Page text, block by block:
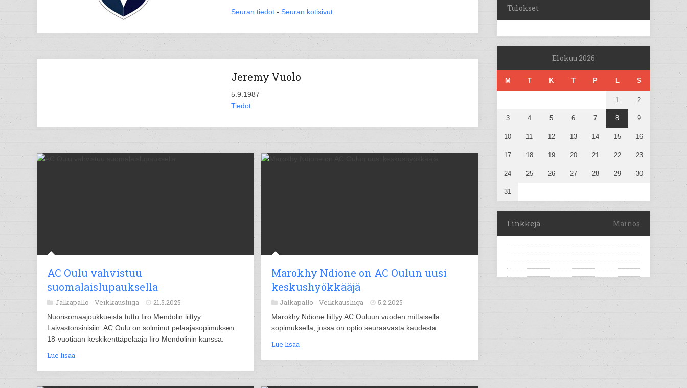
Seuran tiedot - Seuran kotisivut
Jeremy Vuolo
5.9.1987
Tiedot
AC Oulu vahvistuu
suomalaislupauksella
Jalkapallo - Veikkausliiga 21.5.2025
Nuorisomaajoukkueista tuttu Iiro Mendolin liittyy
Laivastonsinisiin. AC Oulu on solminut pelaajasopimuksen
18-vuotiaan keskikenttäpelaaja Iiro Mendolinin kanssa.
Lue lisää
Marokhy Ndione on AC Oulun uusi
keskushyökkääjä
Jalkapallo - Veikkausliiga 5.2.2025
Marokhy Ndione liittyy AC Ouluun vuoden mittaisella
sopimuksella, jossa on optio seuraavasta kaudesta.
Lue lisää
Tulokset
Elokuu 2026
M T K T P L S
1 2
3 4 5 6 7 8 9
10 11 12 13 14 15 16
17 18 19 20 21 22 23
24 25 26 27 28 29 30
31
Linkkejä Mainos